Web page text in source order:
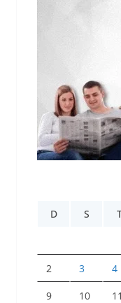
D
S
2 3 4
9 10 11